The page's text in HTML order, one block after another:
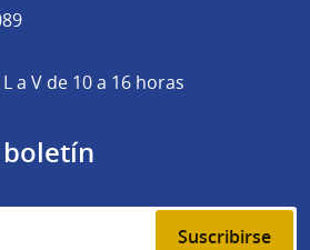
L a V de 10 a 16 horas
boletín
Suscribirse